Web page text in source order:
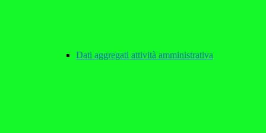
Dati aggregati attività amministrativa